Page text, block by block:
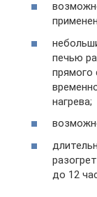
печью
прямого
нагрева;
до 12